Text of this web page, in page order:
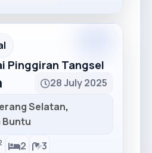
Pinggiran Tangsel
28 July 2025
Selatan,
Buntu
2 3